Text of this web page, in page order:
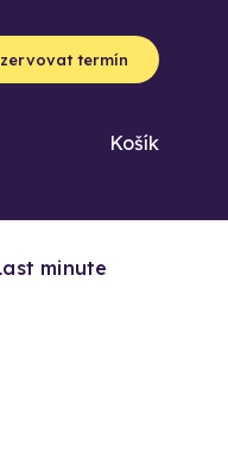
termín
Košík
minute